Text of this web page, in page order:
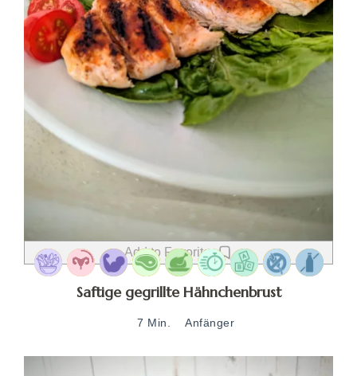
Add to Favorites
Saftige gegrillte Hähnchenbrust
7 Min. Anfänger